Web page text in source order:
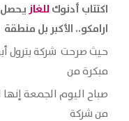
اكتتاب أدنوك للغاز
ارامكو.. الأكبر بل منطقة
حيث صرحت شركة بترول
مبكرة من
صباح اليوم الجمعة
من شركة